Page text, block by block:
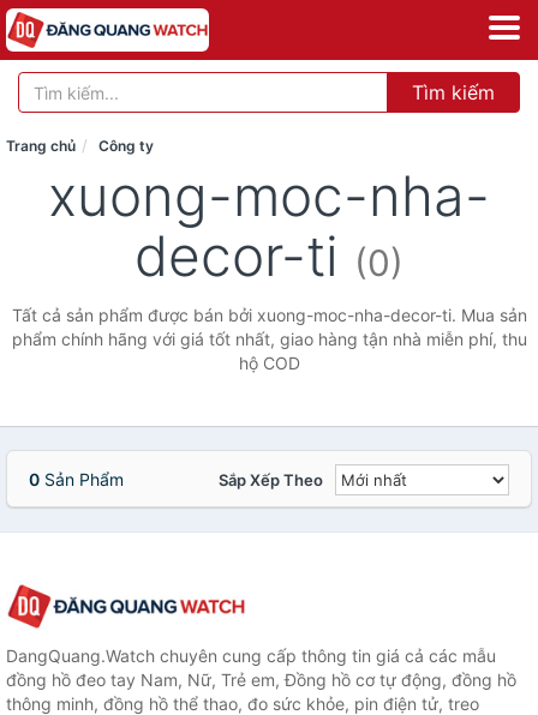
Tìm kiếm
Trang chủ Công ty
xuong-moc-nha-
decor-ti (0)
Tất cả sản phẩm được bán bởi xuong-moc-nha-decor-ti. Mua sản
phẩm chính hãng với giá tốt nhất, giao hàng tận nhà miễn phí, thu
hộ COD
0 Sản Phẩm Sắp Xếp Theo
DangQuang.Watch chuyên cung cấp thông tin giá cả các mẫu
đồng hồ đeo tay Nam, Nữ, Trẻ em, Đồng hồ cơ tự động, đồng hồ
thông minh, đồng hồ thể thao, đo sức khỏe, pin điện tử, treo